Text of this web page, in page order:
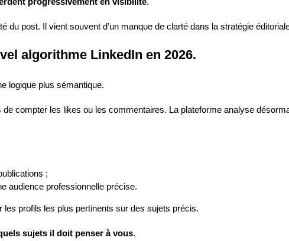
du post. Il vient souvent d’un manque de clarté dans la stratégie
algorithme LinkedIn en 2026.
logique plus sémantique.
compter les likes ou les commentaires. La plateforme analyse
;
audience professionnelle précise.
les profils les plus pertinents sur des sujets précis.
sujets il doit penser à vous.